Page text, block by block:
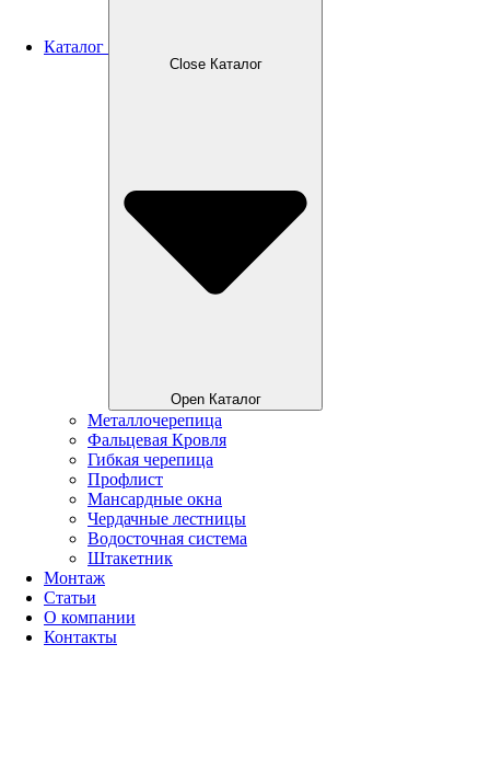
Каталог
Close Каталог
Open Каталог
Металлочерепица
Фальцевая Кровля
Гибкая черепица
Профлист
Мансардные окна
Чердачные лестницы
Водосточная система
Штакетник
Монтаж
Статьи
О компании
Контакты